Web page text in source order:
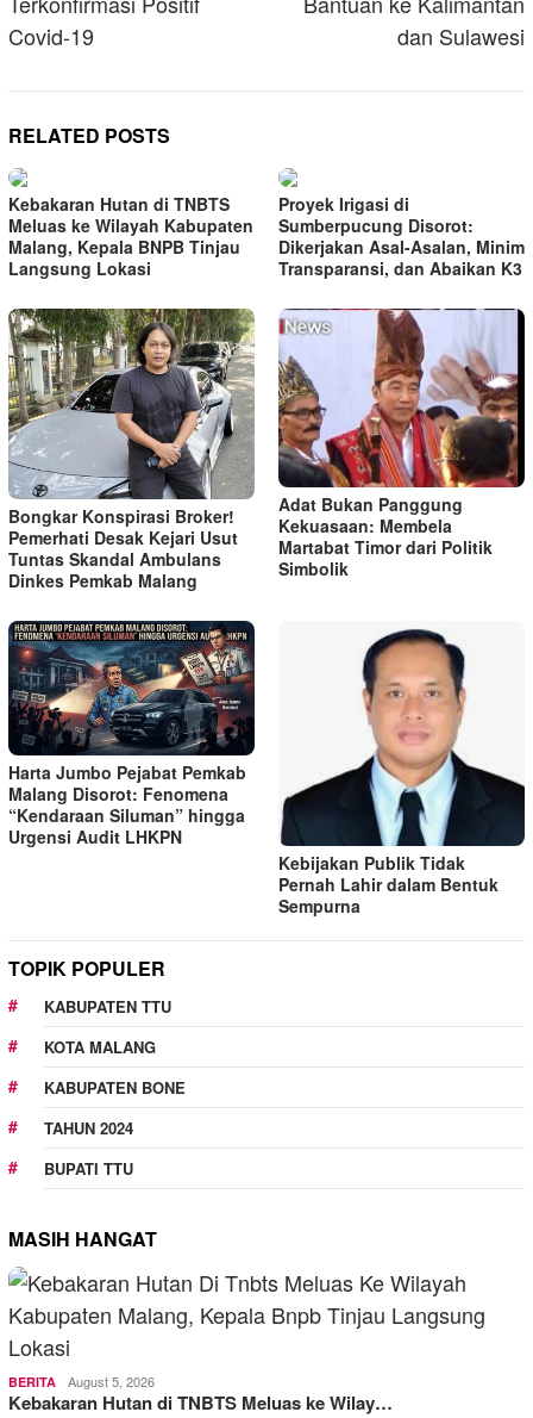
Covid-19
dan Sulawesi
RELATED POSTS
Kebakaran Hutan di TNBTS
Meluas ke Wilayah Kabupaten
Malang, Kepala BNPB Tinjau
Langsung Lokasi
Proyek Irigasi di
Sumberpucung Disorot:
Dikerjakan Asal-Asalan, Minim
Transparansi, dan Abaikan K3
Bongkar Konspirasi Broker!
Pemerhati Desak Kejari Usut
Tuntas Skandal Ambulans
Dinkes Pemkab Malang
Adat Bukan Panggung
Kekuasaan: Membela
Martabat Timor dari Politik
Simbolik
Harta Jumbo Pejabat Pemkab
Malang Disorot: Fenomena
“Kendaraan Siluman” hingga
Urgensi Audit LHKPN
Kebijakan Publik Tidak
Pernah Lahir dalam Bentuk
Sempurna
TOPIK POPULER
KABUPATEN TTU
KOTA MALANG
KABUPATEN BONE
TAHUN 2024
BUPATI TTU
MASIH HANGAT
BERITA August 5, 2026
Kebakaran Hutan di TNBTS Meluas ke Wilay…